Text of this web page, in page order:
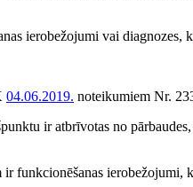
ierobežojumi vai diagnozes,
04.06.2019. noteikumiem Nr.
ir atbrīvotas no
funkcionēšanas ierobežojumi,